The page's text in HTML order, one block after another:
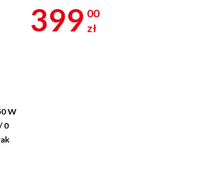
W
0
Cena 399 zł
399 00
zł